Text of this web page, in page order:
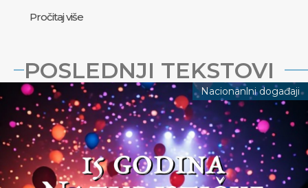
Pročitaj više
POSLEDNJI TEKSTOVI
Nacionanlni događaji